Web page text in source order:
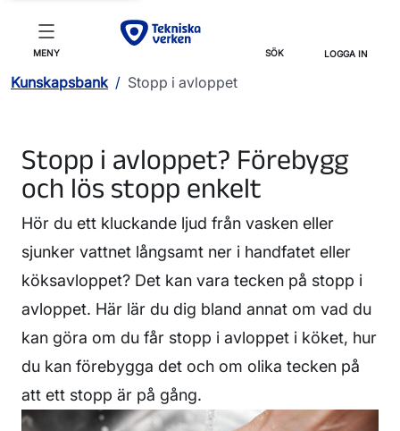
MENY SÖK LOGGA IN
Kunskapsbank / Stopp i avloppet
Stopp i avloppet? Förebygg
och lös stopp enkelt
Hör du ett kluckande ljud från vasken eller
sjunker vattnet långsamt ner i handfatet eller
köksavloppet? Det kan vara tecken på stopp i
avloppet. Här lär du dig bland annat om vad du
kan göra om du får stopp i avloppet i köket, hur
du kan förebygga det och om olika tecken på
att ett stopp är på gång.